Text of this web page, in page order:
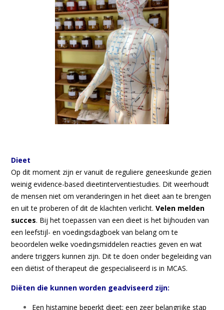
Dieet
Op dit moment zijn er vanuit de reguliere geneeskunde gezien
weinig evidence-based dieetinterventiestudies. Dit weerhoudt
de mensen niet om veranderingen in het dieet aan te brengen
en uit te proberen of dit de klachten verlicht. Velen melden
succes. Bij het toepassen van een dieet is het bijhouden van
een leefstijl- en voedingsdagboek van belang om te
beoordelen welke voedingsmiddelen reacties geven en wat
andere triggers kunnen zijn. Dit te doen onder begeleiding van
een diëtist of therapeut die gespecialiseerd is in MCAS.
Diëten die kunnen worden geadviseerd zijn:
Een histamine beperkt dieet; een zeer belangrijke stap